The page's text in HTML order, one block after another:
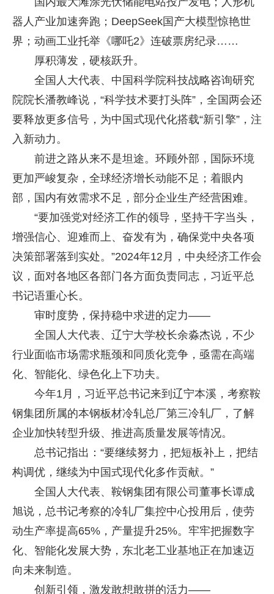
器人产业加速奔跑；DeepSeek国产大模型惊艳世
界；动画工业托举《哪吒2》连破票房纪录……
厚积薄发，硬核跃升。
全国人大代表、中国科学院科技战略咨询研究
院院长潘教峰说，“科学技术要打头阵”，全国两会还
要释放更多信号，为中国式现代化搭载“新引擎”，注
入新动力。
前进之路从来不是坦途。环顾外部，国际环境
更加严峻复杂，全球经济增长动能不足；着眼内
部，国内有效需求不足，部分企业生产经营困难。
“要加强党对经济工作的领导，坚持干字当头，
增强信心、迎难而上、奋发有为，确保党中央各项
决策部署落到实处。”2024年12月，中央经济工作会
议，面对各地区各部门各方面负责同志，习近平总
书记语重心长。
审时度势，保持稳中求进的定力——
全国人大代表、辽宁大学校长余淼杰说，不少
行业面临市场需求瓶颈和同质化竞争，亟需在高端
化、智能化、绿色化上下功夫。
今年1月，习近平总书记来到辽宁本溪，考察鞍
钢集团所属的本钢板材冷轧总厂第三冷轧厂，了解
企业加快转型升级、推进高质量发展等情况。
总书记指出：“要继续努力，把短板补上，把结
构调优，继续为中国式现代化多作贡献。”
全国人大代表、鞍钢集团有限公司董事长谭成
旭说，总书记考察的冷轧厂集控中心投用后，使劳
动生产率提高65%，产量提升25%。牢牢把握数字
化、智能化发展大势，东北老工业基地正在加速迈
向未来制造。
创新引领，激发敢想敢拼的活力——